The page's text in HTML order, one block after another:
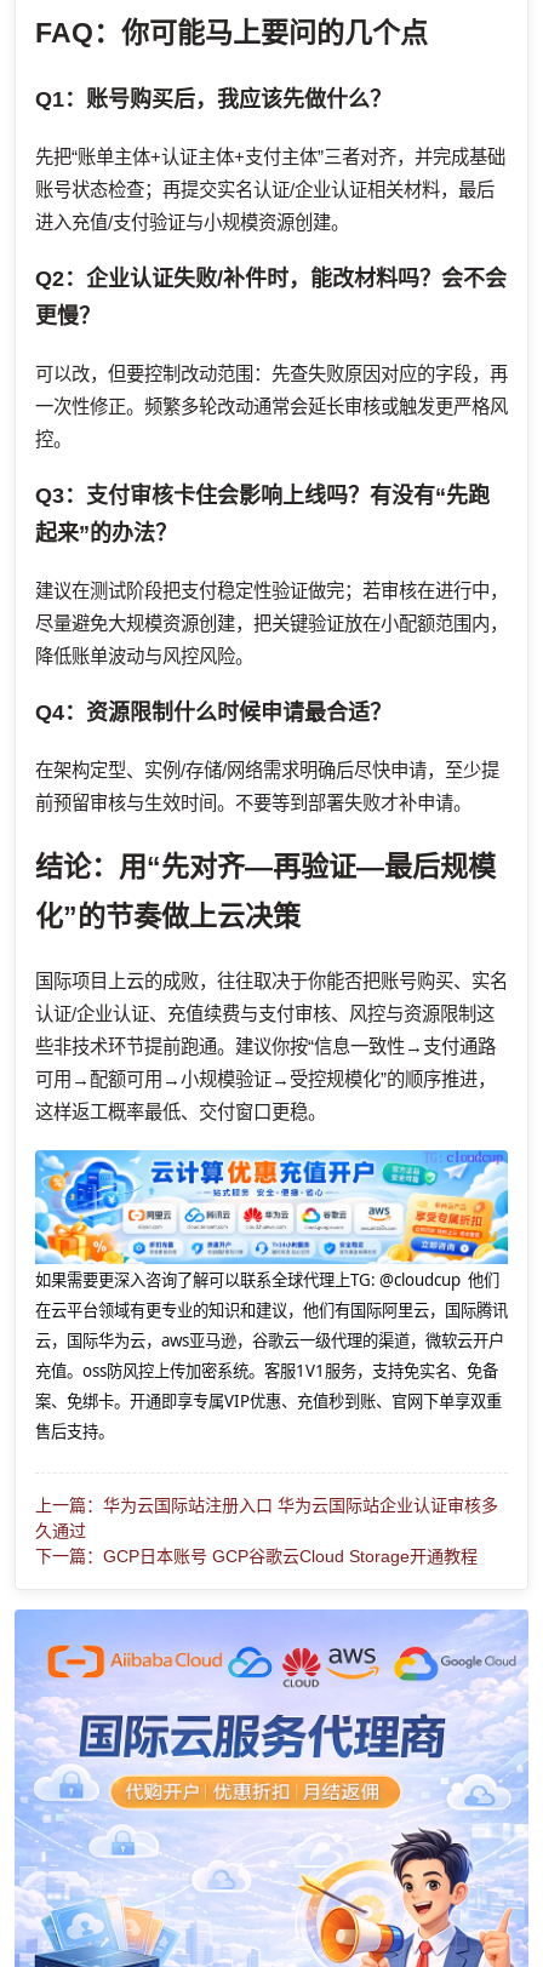
FAQ：你可能马上要问的几个点
Q1：账号购买后，我应该先做什么？
先把“账单主体+认证主体+支付主体”三者对齐，并完成基础
账号状态检查；再提交实名认证/企业认证相关材料，最后
进入充值/支付验证与小规模资源创建。
Q2：企业认证失败/补件时，能改材料吗？会不会
更慢？
可以改，但要控制改动范围：先查失败原因对应的字段，再
一次性修正。频繁多轮改动通常会延长审核或触发更严格风
控。
Q3：支付审核卡住会影响上线吗？有没有“先跑
起来”的办法？
建议在测试阶段把支付稳定性验证做完；若审核在进行中，
尽量避免大规模资源创建，把关键验证放在小配额范围内，
降低账单波动与风控风险。
Q4：资源限制什么时候申请最合适？
在架构定型、实例/存储/网络需求明确后尽快申请，至少提
前预留审核与生效时间。不要等到部署失败才补申请。
结论：用“先对齐—再验证—最后规模
化”的节奏做上云决策
国际项目上云的成败，往往取决于你能否把账号购买、实名
认证/企业认证、充值续费与支付审核、风控与资源限制这
些非技术环节提前跑通。建议你按“信息一致性→支付通路
可用→配额可用→小规模验证→受控规模化”的顺序推进，
这样返工概率最低、交付窗口更稳。
如果需要更深入咨询了解可以联系全球代理上TG: @cloudcup 他们
在云平台领域有更专业的知识和建议，他们有国际阿里云，国际腾讯
云，国际华为云，aws亚马逊，谷歌云一级代理的渠道，微软云开户
充值。oss防风控上传加密系统。客服1V1服务，支持免实名、免备
案、免绑卡。开通即享专属VIP优惠、充值秒到账、官网下单享双重
售后支持。
上一篇：华为云国际站注册入口 华为云国际站企业认证审核多
久通过
下一篇：GCP日本账号 GCP谷歌云Cloud Storage开通教程